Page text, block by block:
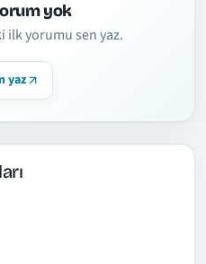
yok
ilk yorumu sen yaz.
yaz